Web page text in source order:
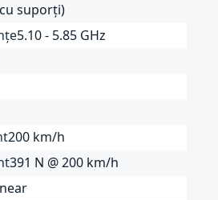
suporți)
5.10 - 5.85 GHz
200 km/h
391 N @ 200 km/h